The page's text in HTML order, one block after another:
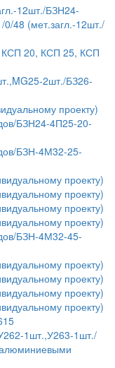
12шт./БЗН24-
48 (мет.загл.-12шт./
КСП 20, КСП 25, КСП
2шт./БЗ26-
проекту)
БЗН24-4П25-20-
БЗН-4М32-25-
проекту)
проекту)
проекту)
проекту)
БЗН-4М32-45-
проекту)
проекту)
проекту)
проекту)
1шт.,У263-1шт./